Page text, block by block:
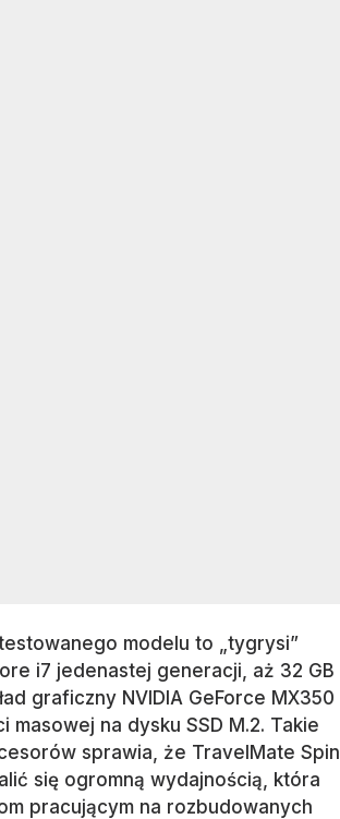
modelu to „tygrysi”
i7 jedenastej generacji, aż 32 GB
graficzny NVIDIA GeForce MX350
masowej na dysku SSD M.2. Takie
sprawia, że TravelMate Spin
się ogromną wydajnością, która
pracującym na rozbudowanych